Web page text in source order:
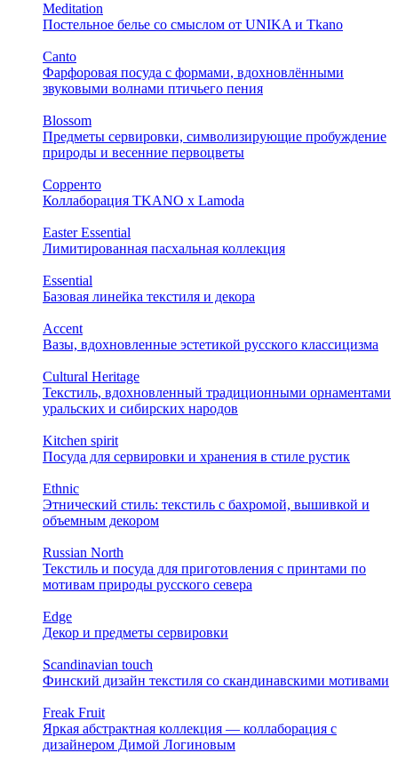
Meditation
Постельное белье со смыслом от UNIKA и Tkano
Canto
Фарфоровая посуда с формами, вдохновлёнными
звуковыми волнами птичьего пения
Blossom
Предметы сервировки, символизирующие пробуждение
природы и весенние первоцветы
Сорренто
Коллаборация TKANO х Lamoda
Easter Essential
Лимитированная пасхальная коллекция
Essential
Базовая линейка текстиля и декора
Accent
Вазы, вдохновленные эстетикой русского классицизма
Cultural Heritage
Текстиль, вдохновленный традиционными орнаментами
уральских и сибирских народов
Kitchen spirit
Посуда для сервировки и хранения в стиле рустик
Ethnic
Этнический стиль: текстиль с бахромой, вышивкой и
объемным декором
Russian North
Текстиль и посуда для приготовления с принтами по
мотивам природы русского севера
Edge
Декор и предметы сервировки
Scandinavian touch
Финский дизайн текстиля со скандинавскими мотивами
Freak Fruit
Яркая абстрактная коллекция — коллаборация с
дизайнером Димой Логиновым